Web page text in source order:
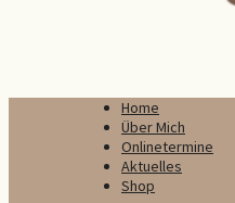
Home
Über Mich
Onlinetermine
Aktuelles
Shop